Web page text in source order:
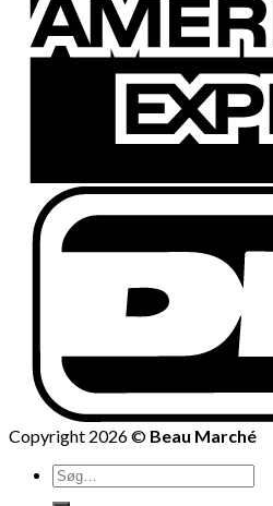
Copyright 2026 © Beau Marché
Søg
efter: